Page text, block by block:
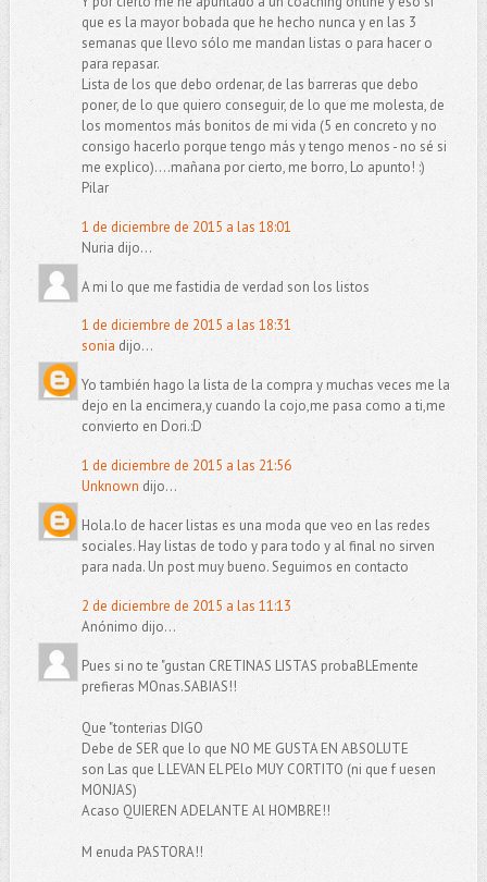
que es la mayor bobada que he hecho nunca y en las 3
semanas que llevo sólo me mandan listas o para hacer o
para repasar.
Lista de los que debo ordenar, de las barreras que debo
poner, de lo que quiero conseguir, de lo que me molesta, de
los momentos más bonitos de mi vida (5 en concreto y no
consigo hacerlo porque tengo más y tengo menos - no sé si
me explico)....mañana por cierto, me borro, Lo apunto! :)
Pilar
1 de diciembre de 2015 a las 18:01
Nuria dijo...
A mi lo que me fastidia de verdad son los listos
1 de diciembre de 2015 a las 18:31
sonia dijo...
Yo también hago la lista de la compra y muchas veces me la
dejo en la encimera,y cuando la cojo,me pasa como a ti,me
convierto en Dori.:D
1 de diciembre de 2015 a las 21:56
Unknown dijo...
Hola.lo de hacer listas es una moda que veo en las redes
sociales. Hay listas de todo y para todo y al final no sirven
para nada. Un post muy bueno. Seguimos en contacto
2 de diciembre de 2015 a las 11:13
Anónimo dijo...
Pues si no te "gustan CRETINAS LISTAS probaBLEmente
prefieras MOnas.SABIAS!!
Que "tonterias DIGO
Debe de SER que lo que NO ME GUSTA EN ABSOLUTE
son Las que L LEVAN EL PElo MUY CORTITO (ni que f uesen
MONJAS)
Acaso QUIEREN ADELANTE Al HOMBRE!!
M enuda PASTORA!!